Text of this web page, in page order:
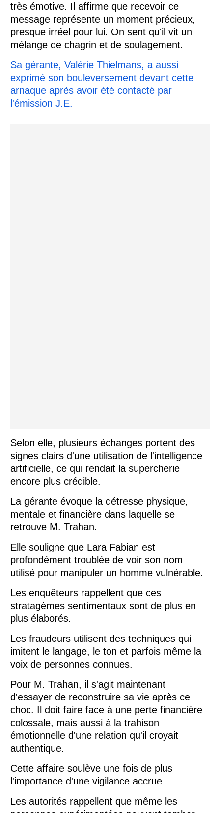
très émotive. Il affirme que recevoir ce
message représente un moment précieux,
presque irréel pour lui. On sent qu'il vit un
mélange de chagrin et de soulagement.
Sa gérante, Valérie Thielmans, a aussi
exprimé son bouleversement devant cette
arnaque après avoir été contacté par
l'émission J.E.
Selon elle, plusieurs échanges portent des
signes clairs d'une utilisation de l'intelligence
artificielle, ce qui rendait la supercherie
encore plus crédible.
La gérante évoque la détresse physique,
mentale et financière dans laquelle se
retrouve M. Trahan.
Elle souligne que Lara Fabian est
profondément troublée de voir son nom
utilisé pour manipuler un homme vulnérable.
Les enquêteurs rappellent que ces
stratagèmes sentimentaux sont de plus en
plus élaborés.
Les fraudeurs utilisent des techniques qui
imitent le langage, le ton et parfois même la
voix de personnes connues.
Pour M. Trahan, il s'agit maintenant
d'essayer de reconstruire sa vie après ce
choc. Il doit faire face à une perte financière
colossale, mais aussi à la trahison
émotionnelle d'une relation qu'il croyait
authentique.
Cette affaire soulève une fois de plus
l'importance d'une vigilance accrue.
Les autorités rappellent que même les